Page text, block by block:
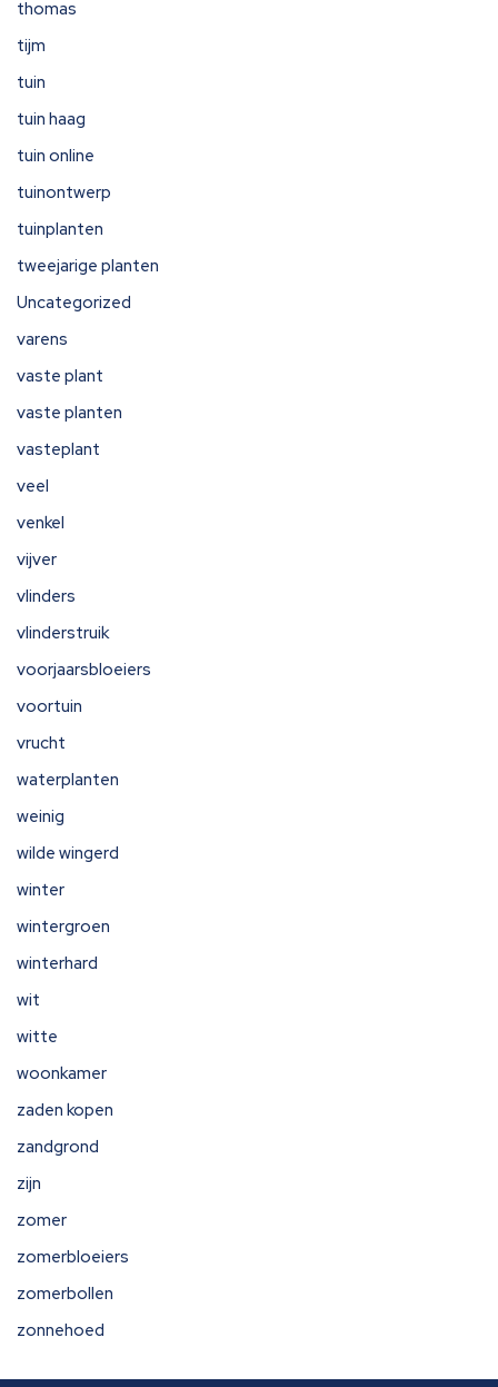
thomas
tijm
tuin
tuin haag
tuin online
tuinontwerp
tuinplanten
tweejarige planten
Uncategorized
varens
vaste plant
vaste planten
vasteplant
veel
venkel
vijver
vlinders
vlinderstruik
voorjaarsbloeiers
voortuin
vrucht
waterplanten
weinig
wilde wingerd
winter
wintergroen
winterhard
wit
witte
woonkamer
zaden kopen
zandgrond
zijn
zomer
zomerbloeiers
zomerbollen
zonnehoed